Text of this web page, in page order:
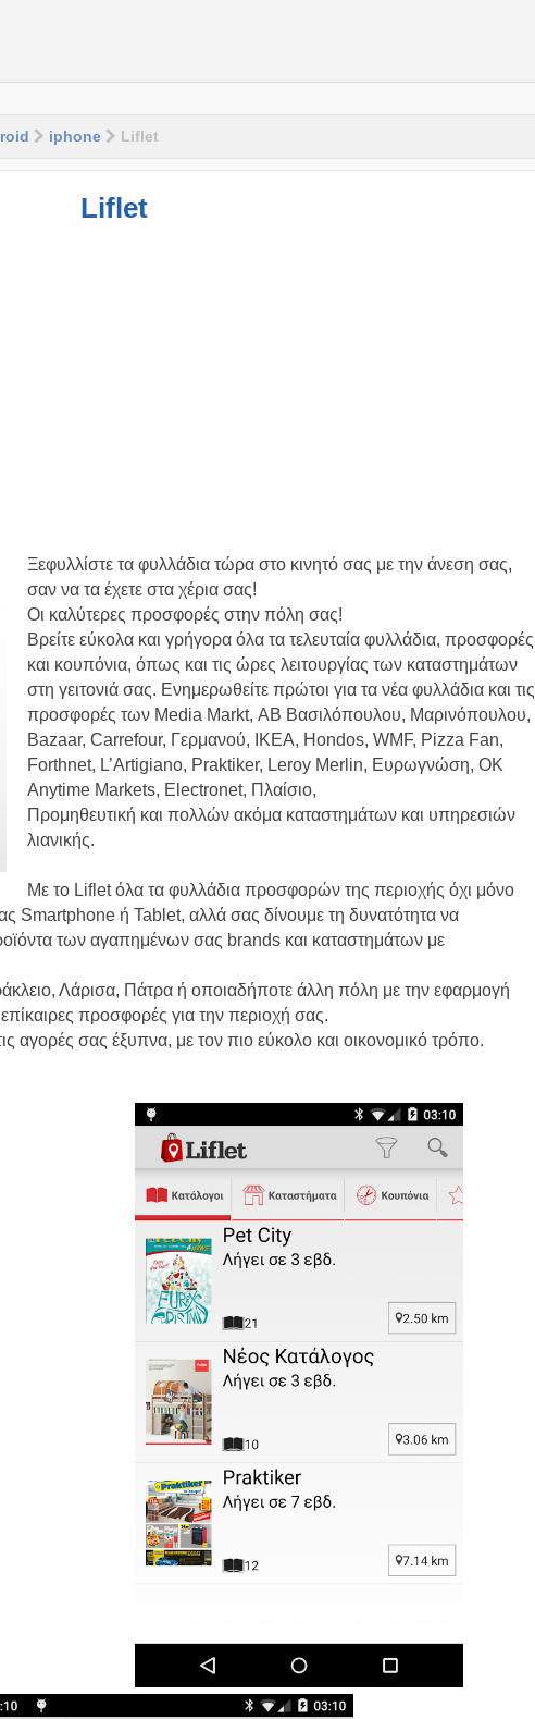
iphone Liflet
Liflet
Ξεφυλλίστε τα φυλλάδια τώρα στο κινητό σας με την άνεση σας,
σαν να τα έχετε στα χέρια σας!
Οι καλύτερες προσφορές στην πόλη σας!
Βρείτε εύκολα και γρήγορα όλα τα τελευταία φυλλάδια, προσφορές
και κουπόνια, όπως και τις ώρες λειτουργίας των καταστημάτων
στη γειτονιά σας. Ενημερωθείτε πρώτοι για τα νέα φυλλάδια και τις
προσφορές των Media Markt, ΑΒ Βασιλόπουλου, Μαρινόπουλου,
Bazaar, Carrefour, Γερμανού, IKEA, Hondos, WMF, Pizza Fan,
Forthnet, L’Artigiano, Praktiker, Leroy Merlin, Ευρωγνώση, ΟΚ
Anytime Markets, Electronet, Πλαίσιο,
Προμηθευτική και πολλών ακόμα καταστημάτων και υπηρεσιών
λιανικής.
Με το Liflet όλα τα φυλλάδια προσφορών της περιοχής όχι μόνο
Smartphone ή Tablet, αλλά σας δίνουμε τη δυνατότητα να
των αγαπημένων σας brands και καταστημάτων με
Λάρισα, Πάτρα ή οποιαδήποτε άλλη πόλη με την εφαρμογή
προσφορές για την περιοχή σας.
αγορές σας έξυπνα, με τον πιο εύκολο και οικονομικό τρόπο.